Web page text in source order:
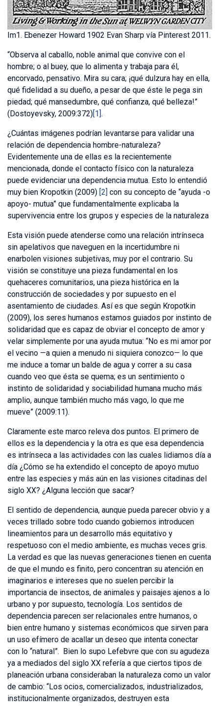
Im1. Ebenezer Howard 1902 Evan Sharp vía Pinterest 2011.
“Observa al caballo, noble animal que convive con el
hombre; o al buey, que lo alimenta y trabaja para él,
encorvado, pensativo. Mira su cara; ¡qué dulzura hay en ella,
qué fidelidad a su dueño, a pesar de que éste le pega sin
piedad; qué mansedumbre, qué confianza, qué belleza!”
(Dostoyevsky, 2009:372)[1].
¿Cuántas imágenes podrían levantarse para validar una
relación de dependencia hombre-naturaleza?
Evidentemente una de ellas es la recientemente
mencionada, donde el contacto físico con la naturaleza
puede evidenciar una dependencia mutua. Esto lo entendió
muy bien Kropotkin (2009) [2] con su concepto de “ayuda -o
apoyo- mutua” que fundamentalmente explicaba la
supervivencia entre los grupos y especies de la naturaleza
Esta visión puede atenderse como una relación intrínseca
sin apelativos que naveguen en la incertidumbre ni
enarbolen visiones subjetivas, muy por el contrario. Su
visión se constituye una pieza fundamental en los
quehaceres comunitarios, una pieza histórica en la
construcción de sociedades y por supuesto en el
asentamiento de ciudades. Así es que según Kropotkin
(2009), los seres humanos estamos guiados por instinto de
solidaridad que es capaz de obviar el concepto de amor y
velar simplemente por una ayuda mutua: “No es mi amor por
el vecino —a quien a menudo ni siquiera conozco— lo que
me induce a tomar un balde de agua y correr a su casa
cuando veo que ésta se quema; es un sentimiento o
instinto de solidaridad y sociabilidad humana mucho más
amplio, aunque también mucho más vago, lo que me
mueve” (2009:11).
Claramente este marco releva dos puntos. El primero de
ellos es la dependencia y la otra es que esa dependencia
es intrínseca a las actividades con las cuales lidiamos día a
día ¿Cómo se ha extendido el concepto de apoyo mutuo
entre las especies y más aún en las visiones citadinas del
siglo XX? ¿Alguna lección que sacar?
El sentido de dependencia, aunque pueda parecer obvio y a
veces trillado sobre todo cuando gobiernos introducen
lineamientos para un desarrollo más equitativo y
respetuoso con el medio ambiente, es muchas veces gris.
La verdad es que las nuevas generaciones tienen en cuenta
de que el mundo es finito, pero concentran su atención en
imaginarios e intereses que no suelen percibir la
importancia de insectos, de animales y paisajes ajenos a lo
urbano y por supuesto, tecnología. Los sentidos de
dependencia parecen ser relacionales entre humanos, o
bien entre humano y sistemas económicos que sirven para
un uso efímero de acallar un deseo que intenta conectar
con lo “natural”. Bien lo supo Lefebvre que con su agudeza
ya a mediados del siglo XX refería a que ciertos tipos de
planeación urbana consideraban la naturaleza como un valor
de cambio: “Los ocios, comercializados, industrializados,
institucionalmente organizados, destruyen esta